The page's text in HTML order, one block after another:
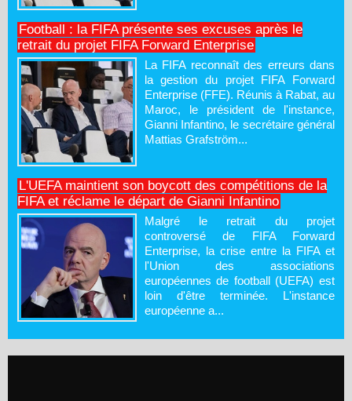
Football : la FIFA présente ses excuses après le
retrait du projet FIFA Forward Enterprise
La FIFA reconnaît des erreurs dans
la gestion du projet FIFA Forward
Enterprise (FFE). Réunis à Rabat, au
Maroc, le président de l'instance,
Gianni Infantino, le secrétaire général
Mattias Grafström...
L'UEFA maintient son boycott des compétitions de la
FIFA et réclame le départ de Gianni Infantino
Malgré le retrait du projet
controversé de FIFA Forward
Enterprise, la crise entre la FIFA et
l'Union des associations
européennes de football (UEFA) est
loin d'être terminée. L'instance
européenne a...